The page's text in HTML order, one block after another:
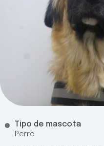
Tipo de mascota
Perro